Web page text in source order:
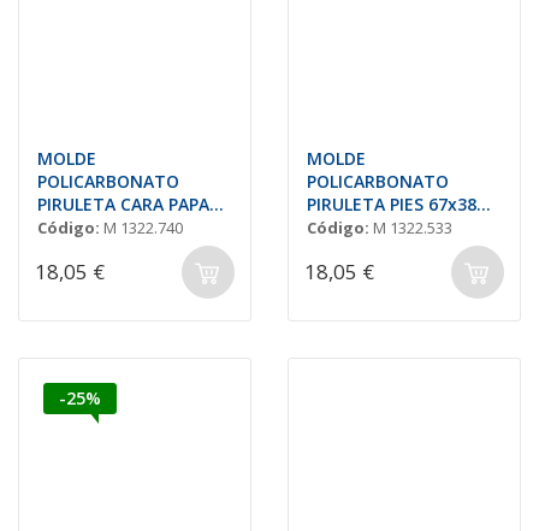
MOLDE
POLICARBONATO
PIRULETA CARA PAPA
NOEL 58x37 (10und.)
Código: M 1322.740
18,05 €
MOLDE
POLICARBONATO
PIRULETA PIES 67x38
H=12mm (6und.)
Código: M 1322.533
18,05 €
-25%